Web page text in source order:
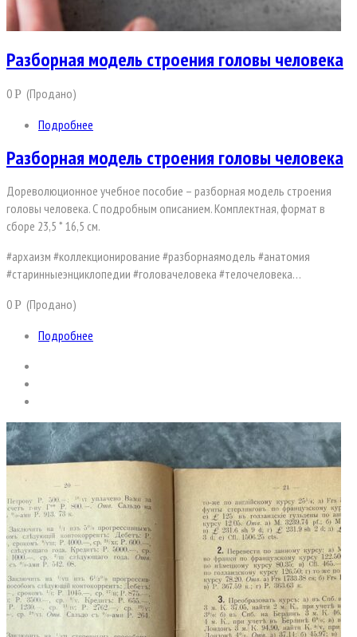
Разборная модель строения головы человека
0Р (Продано)
Подробнее
Разборная модель строения головы человека
Дореволюционное учебное пособие – разборная модель строения
головы человека. С подробным описанием. Комплектная, формат в
сборе 23,5 * 16,5 см.
#архаизм #коллекционирование #разборнаямодель #анатомия
#старинныеэнциклопедии #головачеловека #телочеловека…
0Р (Продано)
Подробнее